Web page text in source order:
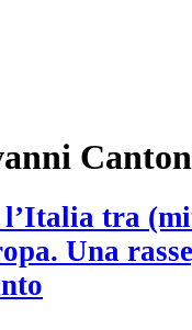
tra
Una